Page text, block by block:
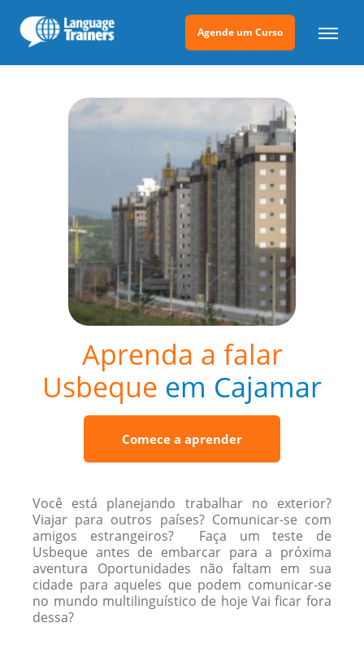
Agende um Curso
Aprenda a falar
Usbeque em Cajamar
Comece a aprender
Você está planejando trabalhar no exterior?
Viajar para outros países? Comunicar-se com
amigos estrangeiros? Faça um teste de
Usbeque antes de embarcar para a próxima
aventura Oportunidades não faltam em sua
cidade para aqueles que podem comunicar-se
no mundo multilinguístico de hoje Vai ficar fora
dessa?